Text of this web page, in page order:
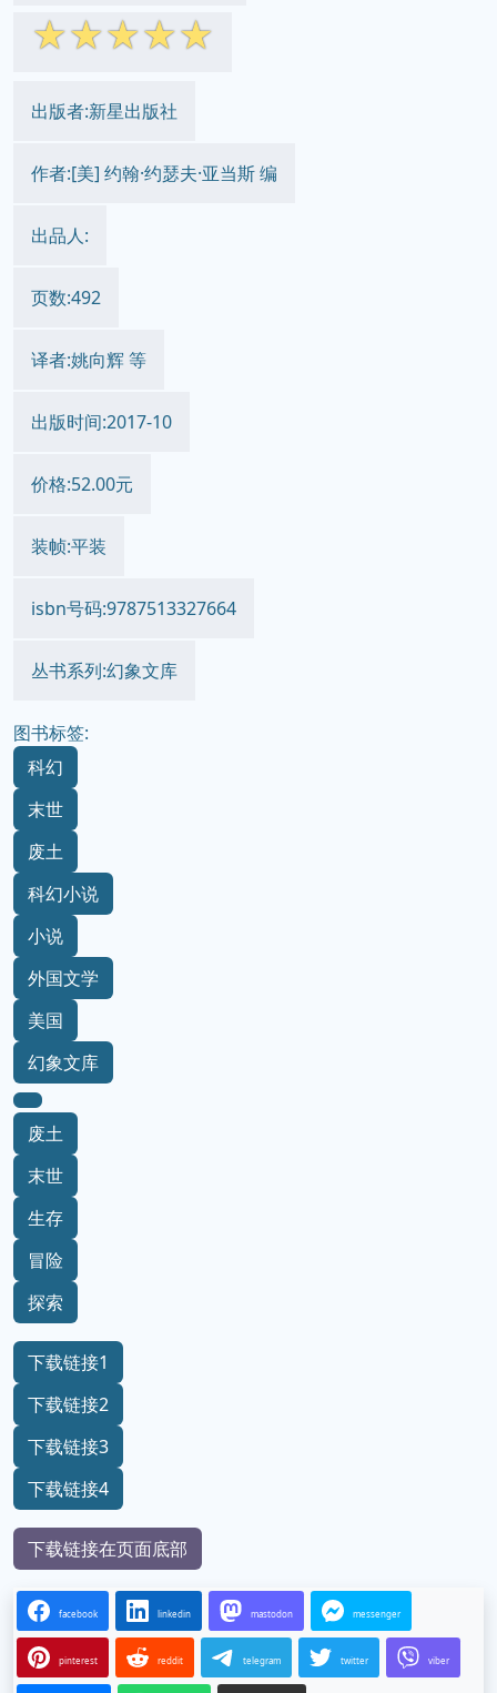
☆☆☆☆☆
出版者:新星出版社
作者:[美] 约翰·约瑟夫·亚当斯 编
出品人:
页数:492
译者:姚向辉 等
出版时间:2017-10
价格:52.00元
装帧:平装
isbn号码:9787513327664
丛书系列:幻象文库
图书标签:
科幻
末世
废土
科幻小说
小说
外国文学
美国
幻象文库
废土
末世
生存
冒险
探索
下载链接1
下载链接2
下载链接3
下载链接4
下载链接在页面底部
facebook linkedin mastodon messenger
pinterest reddit telegram twitter viber